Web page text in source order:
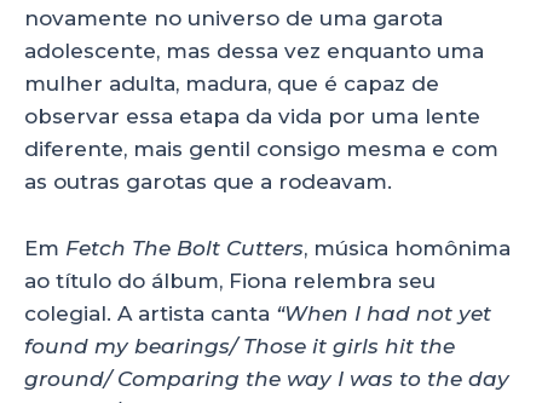
novamente no universo de uma garota
adolescente, mas dessa vez enquanto uma
mulher adulta, madura, que é capaz de
observar essa etapa da vida por uma lente
diferente, mais gentil consigo mesma e com
as outras garotas que a rodeavam.
Em Fetch The Bolt Cutters, música homônima
ao título do álbum, Fiona relembra seu
colegial. A artista canta “When I had not yet
found my bearings/ Those it girls hit the
ground/ Comparing the way I was to the day